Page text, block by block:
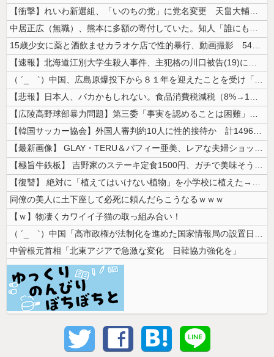
【衝撃】れいわ新選組、「いのちの党」に党名変更 天畠大輔氏が共同代表へ
中居正広（無職）、熊本に多額の寄付していた。知人「誰にも知られなくても...
15歳少女に薬と酒飲ませカラオケ店で性的暴行、動画撮影 54歳無職を再...
【速報】北海道江別大学生殺人事件、主犯格の川口被告(19)に無期懲役の...
（ ´_ゝ`）中国、広島原爆投下から８１年を迎えたことを受け「日本は原...
【悲報】日本人、バカかもしれない。食品消費税減税（8%→1%）に93....
【広陵高野球部暴力問題】第三委「事実を認めることは困難」元部員「SNS...
【韓国サッカー協会】外国人審判約10人に性的接待か 計1496回、約2...
【最新画像】 GLAY・TERU＆パフィー亜美、レアな夫婦ショットを公...
【極旨牛鉄板】 吉野家のステーキ定食1500円、ガチで美味そうｗｗｗ
【復讐】 絶対に「植えてはいけない植物」を小学校に植えた→20年経って...
同僚の美人に土下座して必死に頼んだらこうなるｗｗｗ
【ｗ】物凄くカワイイ子猫の取っ組み合い！
（ ´_ゝ`）中国「高市政権が法制化を進めた国家情報局の設置日が7月3...
中曽根元首相「北東アジアで急激な変化 日韓協力強化を」